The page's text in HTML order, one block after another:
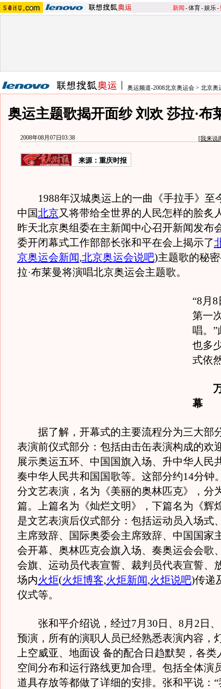
新闻 -体育-娱乐-
奥运频道-2008北京奥运会 > 北京奥
奥运主题歌揭开面纱 刘欢 莎拉·布
2008年08月07日03:38 [我来说
来源：重庆时报
1988年汉城奥运上的一曲《手拉手》至
中国北京又将带给全世界的人民怎样的脍炙
昨天北京奥组委在主新闻中心召开新闻发布
委开闭幕式工作部部长张和平在会上揭示了
京奥运会新闻,北京奥运会说吧)主题歌的秘
拉·布莱曼将演唱北京奥运会主题歌。
“8月
第一
唱。
也多
式依
幕
据了解，开幕式的主要流程分为三大部
表演前仪式部分：包括由击缶表演构成的欢
展示奥运五环、中国国旗入场、升中华人民
奏中华人民共和国国歌等。这部分约14分钟
分文艺表演，名为《美丽的奥林匹克》，分
篇。上篇名为《灿烂文明》，下篇名为《辉
是文艺表演后仪式部分：包括运动员入场式
主席致辞、国际奥委会主席致辞、中国国家
会开幕、奥林匹克会旗入场、奏奥运会会歌
会旗、运动员代表宣誓、裁判员代表宣誓、
场内火炬(火炬博客,火炬新闻,火炬说吧)传递
仪式等。
张和平介绍说，经过7月30日、8月2日、
预演，所有的演职人员已经熟悉表演内容，
上空威亚、地面设 备的配合日趋默契，各类
空间分布和运行路线更加合理。包括全体演
道具存放等都做了详细的安排。张和平说：